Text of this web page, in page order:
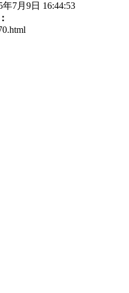
7月9日 16:44:53